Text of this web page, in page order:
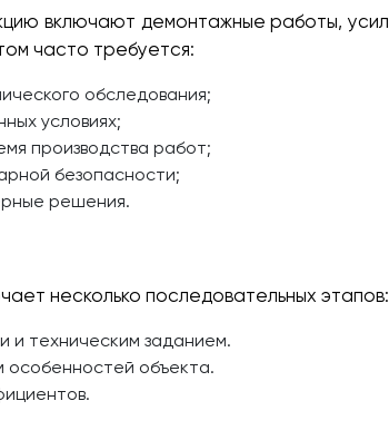
включают демонтажные работы,
часто требуется:
обследования;
условиях;
производства работ;
безопасности;
решения.
несколько последовательных этапов:
и техническим заданием.
особенностей объекта.